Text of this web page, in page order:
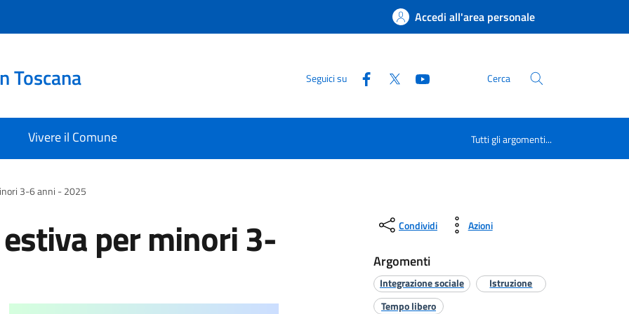
Accedi all'area personale
Toscana Seguici su Cerca
Vivere il Comune Tutti gli argomenti...
3-6 anni - 2025
per minori 3- Condividi Azioni
Argomenti
Integrazione sociale
Istruzione
Tempo libero